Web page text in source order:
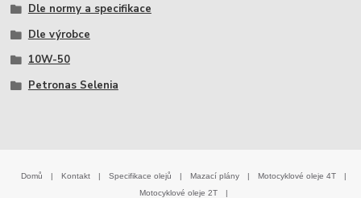
Dle normy a specifikace
Dle výrobce
10W-50
Petronas Selenia
Domů | Kontakt | Specifikace olejů | Mazací plány | Motocyklové oleje 4T
|
Motocyklové oleje 2T
|